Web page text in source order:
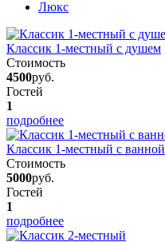
Люкс
Классик 1-местный с душем
Стоимость
4500руб.
Гостей
1
подробнее
Классик 1-местный с ванной
Стоимость
5000руб.
Гостей
1
подробнее